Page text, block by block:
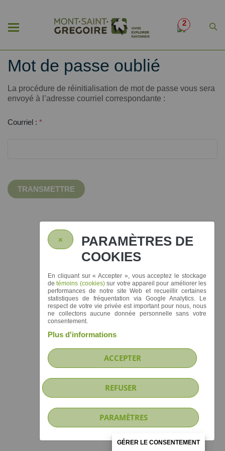
2
Mot de passe oublié
La procédure de réinitialisation de mot de passe vous sera
envoyé à l’adresse courriel correspondante :
Courriel : *
TRANSMETTRE
×
PARAMÈTRES DE
COOKIES
En cliquant sur« Accepter », vous acceptez le stockage
detémoins (cookies)sur votre appareil pour améliorer les
performances de notre site Web et recueillir certaines
statistiques de fréquentation via Google Analytics. Le
respect de votre vie privée est important pour nous, nous
ne collectons aucune donnée personnelle sans votre
consentement.
Plus d'informations
ACCEPTER
REFUSER
PARAMÈTRES
GÉRER LE CONSENTEMENT